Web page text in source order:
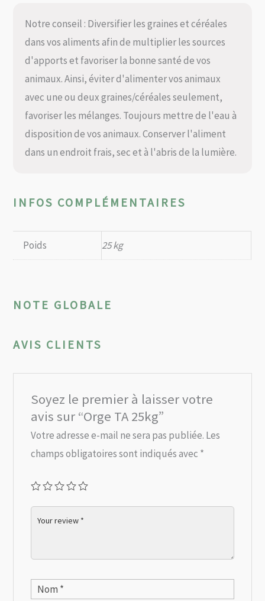
Notre conseil : Diversifier les graines et céréales
dans vos aliments afin de multiplier les sources
d'apports et favoriser la bonne santé de vos
animaux. Ainsi, éviter d'alimenter vos animaux
avec une ou deux graines/céréales seulement,
favoriser les mélanges. Toujours mettre de l'eau à
disposition de vos animaux. Conserver l'aliment
dans un endroit frais, sec et à l'abris de la lumière.
INFOS COMPLÉMENTAIRES
Poids 25 kg
NOTE GLOBALE
AVIS CLIENTS
Soyez le premier à laisser votre
avis sur “Orge TA 25kg”
Votre adresse e-mail ne sera pas publiée. Les
champs obligatoires sont indiqués avec *